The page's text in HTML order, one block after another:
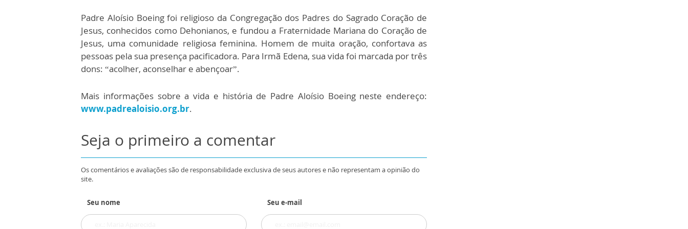
Padre Aloísio Boeing foi religioso da Congregação dos Padres do Sagrado Coração de
Jesus, conhecidos como Dehonianos, e fundou a Fraternidade Mariana do Coração de
Jesus, uma comunidade religiosa feminina. Homem de muita oração, confortava as
pessoas pela sua presença pacificadora. Para Irmã Edena, sua vida foi marcada por três
dons: “acolher, aconselhar e abençoar”.
Mais informações sobre a vida e história de Padre Aloísio Boeing neste endereço:
www.padrealoisio.org.br.
Seja o primeiro a comentar
Os comentários e avaliações são de responsabilidade exclusiva de seus autores e não representam a opinião do
site.
Seu nome Seu e-mail